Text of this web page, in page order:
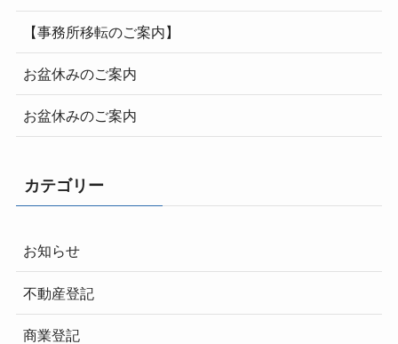
【事務所移転のご案内】
お盆休みのご案内
お盆休みのご案内
カテゴリー
お知らせ
不動産登記
商業登記